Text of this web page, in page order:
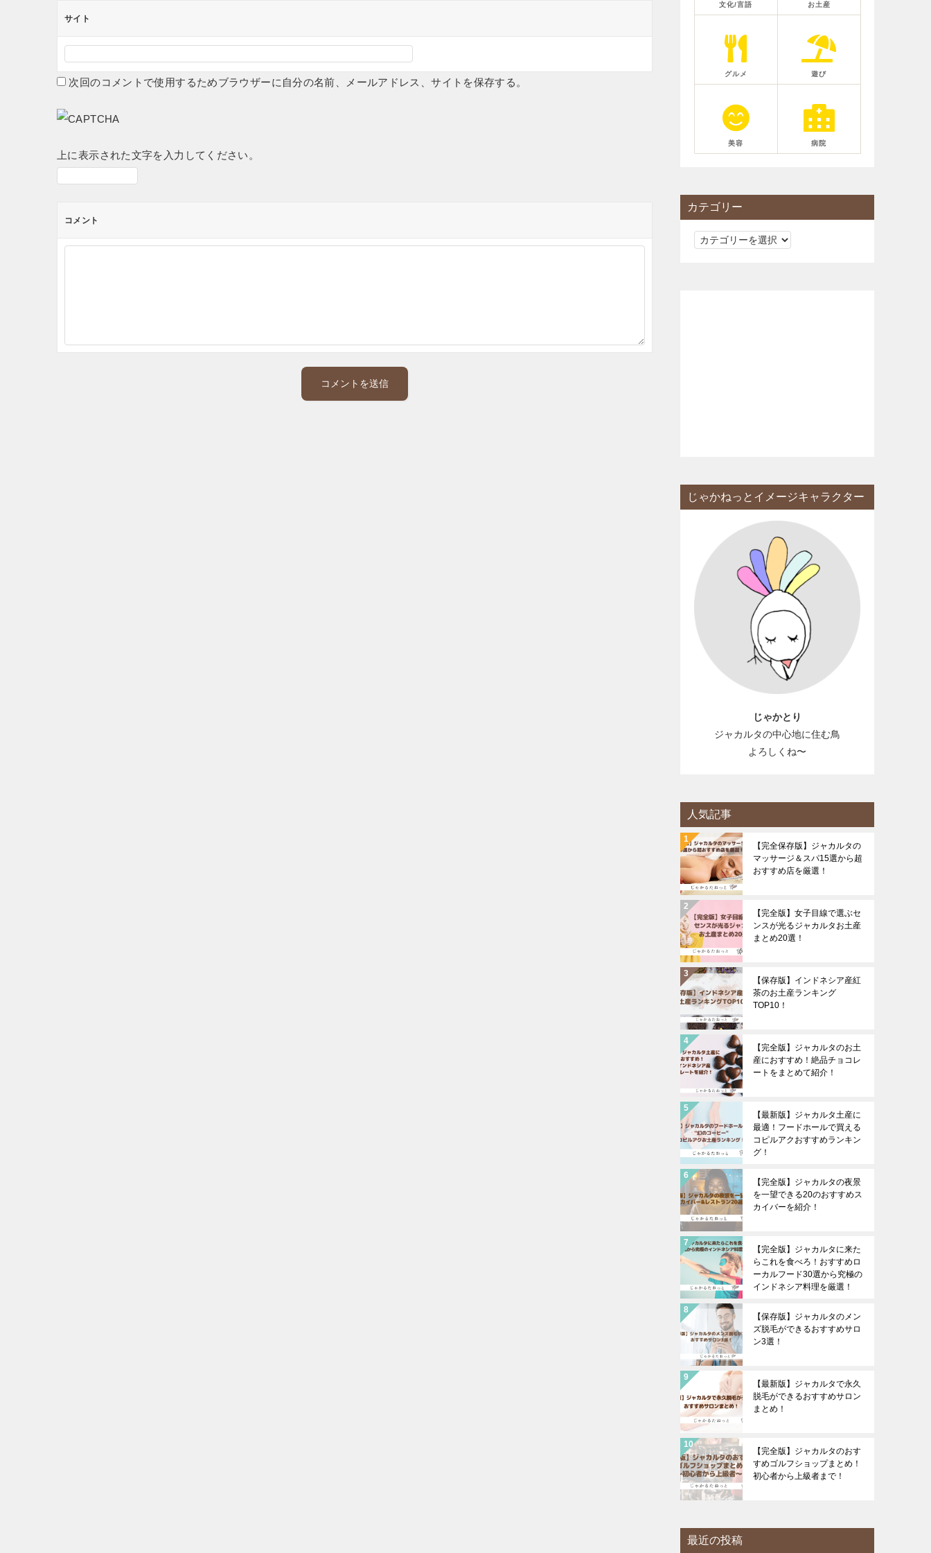
サイト
次回のコメントで使用するためブラウザーに自分の名前、メールアドレス、サイトを保存する。
上に表示された文字を入力してください。
コメント
文化/言語 お土産
グルメ 遊び
美容 病院
カテゴリー
カ
じゃかねっとイメージキャラクター
じゃかとり
ジャカルタの中心地に住む鳥
よろしくね〜
人気記事
【完全保存版】ジャカルタの
マッサージ＆スパ15選から超
おすすめ店を厳選！
【完全版】女子目線で選ぶセ
ンスが光るジャカルタお土産
まとめ20選！
【保存版】インドネシア産紅
茶のお土産ランキング
TOP10！
【完全版】ジャカルタのお土
産におすすめ！絶品チョコレ
ートをまとめて紹介！
【最新版】ジャカルタ土産に
最適！フードホールで買える
コピルアクおすすめランキン
グ！
【完全版】ジャカルタの夜景
を一望できる20のおすすめス
カイバーを紹介！
【完全版】ジャカルタに来た
らこれを食べろ！おすすめロ
ーカルフード30選から究極の
インドネシア料理を厳選！
【保存版】ジャカルタのメン
ズ脱毛ができるおすすめサロ
ン3選！
【最新版】ジャカルタで永久
脱毛ができるおすすめサロン
まとめ！
【完全版】ジャカルタのおす
すめゴルフショップまとめ！
初心者から上級者まで！
最近の投稿